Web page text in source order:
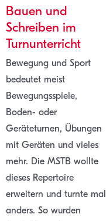
Bauen und
Schreiben im
Turnunterricht
Bewegung und Sport
bedeutet meist
Bewegungsspiele,
Boden- oder
Geräteturnen, Übungen
mit Geräten und vieles
mehr. Die MSTB wollte
dieses Repertoire
erweitern und turnte mal
anders. So wurden